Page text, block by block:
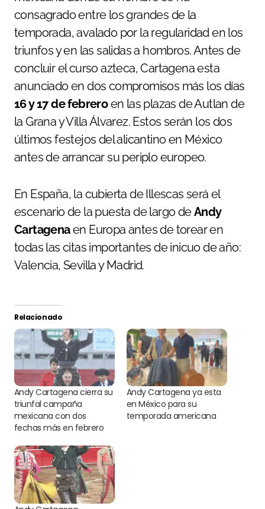
consagrado entre los grandes de la
temporada, avalado por la regularidad en los
triunfos y en las salidas a hombros. Antes de
concluir el curso azteca, Cartagena esta
anunciado en dos compromisos más los días
16 y 17 de febreroen las plazas de Autlan de
la Grana y Villa Álvarez. Estos serán los dos
últimos festejos del alicantino en México
antes de arrancar su periplo europeo.
En España, la cubierta de Illescas será el
escenario de la puesta de largo deAndy
Cartagenaen Europa antes de torear en
todas las citas importantes de inicuo de año:
Valencia, Sevilla y Madrid.
Relacionado
Andy Cartagena cierra su
triunfal campaña
mexicana con dos
fechas más en febrero
Andy Cartagena ya esta
en México para su
temporada americana